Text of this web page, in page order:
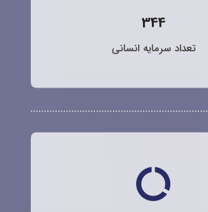
344
تعداد سرمایه انسانی
data_saver_off